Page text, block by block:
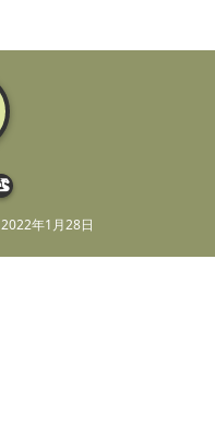
2022年1月28日